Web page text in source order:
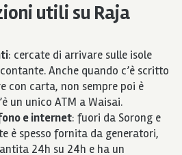
utili su Raja
: cercate di arrivare sulle isole
Anche quando c’è scritto
con carta, non sempre poi è
un unico ATM a Waisai.
e internet: fuori da Sorong e
è spesso fornita da generatori,
24h su 24h e ha un